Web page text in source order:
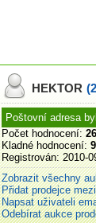
HEKTOR
Poštovní adresa
Počet hodnocení:
Kladné hodnocení:
Registrován: 2010-
Zobrazit všechny
Přidat prodejce
Napsat uživateli
Odebírat aukce